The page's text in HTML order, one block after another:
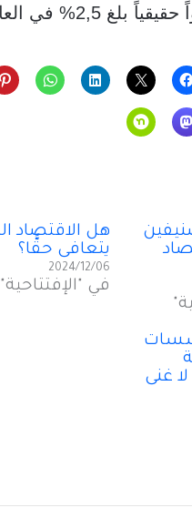
حقيقياً بلغ 2,5% في
هل الاقتصاد
يتعافى حقًّا؟
2024/12/06
في "الإفتتاحية"
غنى